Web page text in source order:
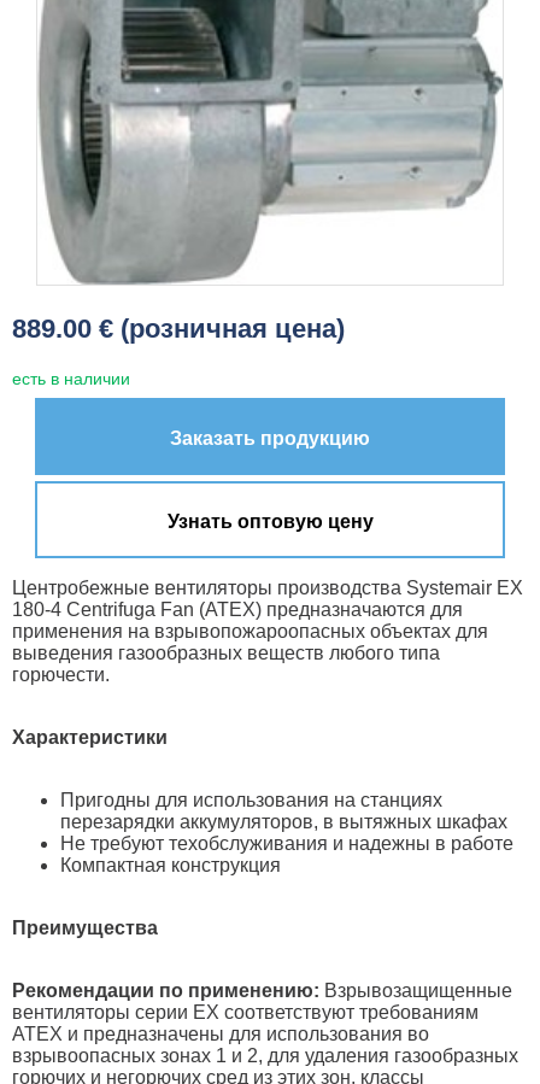
889.00 € (розничная цена)
есть в наличии
Заказать продукцию
Узнать оптовую цену
Центробежные вентиляторы производства Systemair EX
180-4 Centrifuga Fan (ATEX) предназначаются для
применения на взрывопожароопасных объектах для
выведения газообразных веществ любого типа
горючести.
Характеристики
Пригодны для использования на станциях
перезарядки аккумуляторов, в вытяжных шкафах
Не требуют техобслуживания и надежны в работе
Компактная конструкция
Преимущества
Рекомендации по применению: Взрывозащищенные
вентиляторы серии EX соответствуют требованиям
ATEX и предназначены для использования во
взрывоопасных зонах 1 и 2, для удаления газообразных
горючих и негорючих сред из этих зон, классы